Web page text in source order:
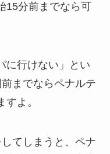
15分前までなら可
に行けない」
とい
までならペナルテ
よ。
てしまうと、ペナ